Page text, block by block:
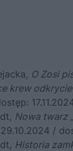
O Zosi
krew
Nowa twarz
/
Historia